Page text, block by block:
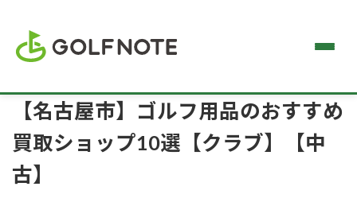
【名古屋市】ゴルフ用品のおすすめ
買取ショップ10選【クラブ】【中
古】